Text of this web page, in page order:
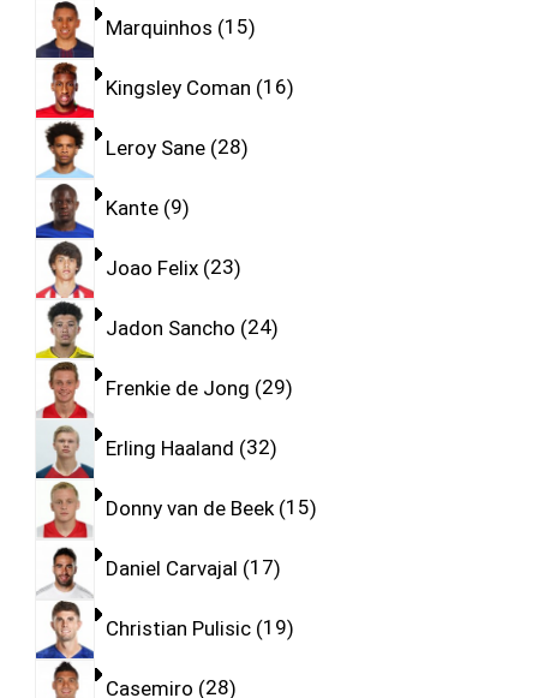
Marquinhos 15
Kingsley Coman 16
Leroy Sane 28
Kante 9
Joao Felix 23
Jadon Sancho 24
Frenkie de Jong 29
Erling Haaland 32
Donny van de Beek 15
Daniel Carvajal 17
Christian Pulisic 19
Casemiro 28